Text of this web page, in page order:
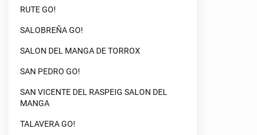
RUTE GO!
SALOBREÑA GO!
SALON DEL MANGA DE TORROX
SAN PEDRO GO!
SAN VICENTE DEL RASPEIG SALON DEL
MANGA
TALAVERA GO!